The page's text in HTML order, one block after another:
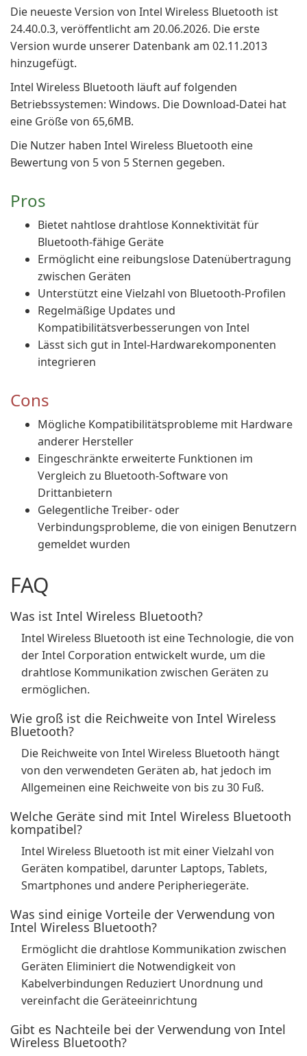
Die neueste Version von Intel Wireless Bluetooth ist
24.40.0.3, veröffentlicht am 20.06.2026. Die erste
Version wurde unserer Datenbank am 02.11.2013
hinzugefügt.
Intel Wireless Bluetooth läuft auf folgenden
Betriebssystemen: Windows. Die Download-Datei hat
eine Größe von 65,6MB.
Die Nutzer haben Intel Wireless Bluetooth eine
Bewertung von 5 von 5 Sternen gegeben.
Pros
Bietet nahtlose drahtlose Konnektivität für
Bluetooth-fähige Geräte
Ermöglicht eine reibungslose Datenübertragung
zwischen Geräten
Unterstützt eine Vielzahl von Bluetooth-Profilen
Regelmäßige Updates und
Kompatibilitätsverbesserungen von Intel
Lässt sich gut in Intel-Hardwarekomponenten
integrieren
Cons
Mögliche Kompatibilitätsprobleme mit Hardware
anderer Hersteller
Eingeschränkte erweiterte Funktionen im
Vergleich zu Bluetooth-Software von
Drittanbietern
Gelegentliche Treiber- oder
Verbindungsprobleme, die von einigen Benutzern
gemeldet wurden
FAQ
Was ist Intel Wireless Bluetooth?
Intel Wireless Bluetooth ist eine Technologie, die von
der Intel Corporation entwickelt wurde, um die
drahtlose Kommunikation zwischen Geräten zu
ermöglichen.
Wie groß ist die Reichweite von Intel Wireless
Bluetooth?
Die Reichweite von Intel Wireless Bluetooth hängt
von den verwendeten Geräten ab, hat jedoch im
Allgemeinen eine Reichweite von bis zu 30 Fuß.
Welche Geräte sind mit Intel Wireless Bluetooth
kompatibel?
Intel Wireless Bluetooth ist mit einer Vielzahl von
Geräten kompatibel, darunter Laptops, Tablets,
Smartphones und andere Peripheriegeräte.
Was sind einige Vorteile der Verwendung von
Intel Wireless Bluetooth?
Ermöglicht die drahtlose Kommunikation zwischen
Geräten Eliminiert die Notwendigkeit von
Kabelverbindungen Reduziert Unordnung und
vereinfacht die Geräteeinrichtung
Gibt es Nachteile bei der Verwendung von Intel
Wireless Bluetooth?